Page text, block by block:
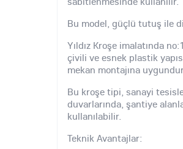
Bu model, güçlü tutuş ile
Yıldız Kroşe imalatında
çivili ve esnek plastik
mekan montajına
Bu kroşe tipi, sanayi
duvarlarında, şantiye
kullanılabilir.
Teknik Avantajlar: